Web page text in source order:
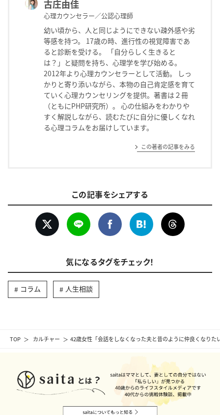
TOP カルチャー 42歳女性「会話をしなくなった夫と昔のように仲良くなり
古庄由佳
心理カウンセラー／公認心理師
幼い頃から、人と同じようにできない疎外感や劣
等感を持つ。 17歳の時、進行性の視覚障害であ
ると診断を受ける。 「自分らしく生きると
は？」と疑問を持ち、心理学を学び始める。
2012年より心理カウンセラーとして活動。 しっ
かりと寄り添いながら、本物の自己肯定感を育て
ていく心理カウンセリングを提供。著書は２冊
（ともにPHP研究所）。 心の仕組みをわかりや
すく解説しながら、読むたびに自分に優しくなれ
る心理コラムをお届けしています。
この著者の記事をみる
この記事をシェアする
気になるタグをチェック！
コラム 人生相談